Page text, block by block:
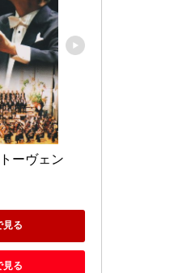
ーヴェン
る
見る